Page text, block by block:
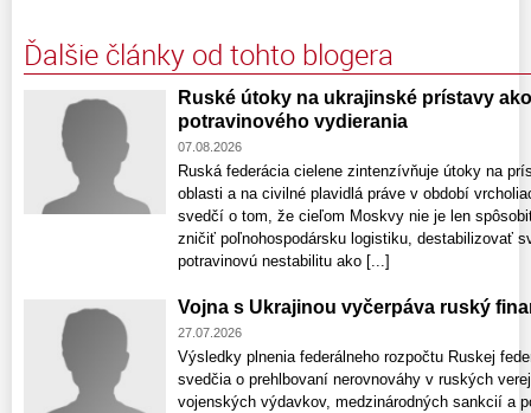
Ďalšie články od tohto blogera
Ruské útoky na ukrajinské prístavy
potravinového vydierania
07.08.2026
Ruská federácia cielene zintenzívňuje útoky na
oblasti a na civilné plavidlá práve v období
svedčí o tom, že cieľom Moskvy nie je len
zničiť poľnohospodársku logistiku, destabilizovať
potravinovú nestabilitu ako [...]
Vojna s Ukrajinou vyčerpáva ruský
27.07.2026
Výsledky plnenia federálneho rozpočtu Ruskej
svedčia o prehlbovaní nerovnováhy v ruských
vojenských výdavkov, medzinárodných sankcií a